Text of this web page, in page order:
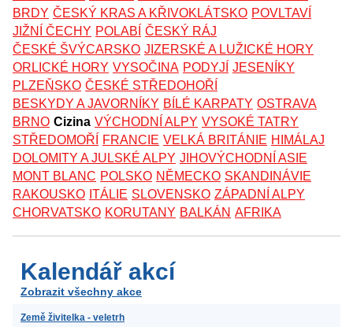
BRDY ČESKÝ KRAS A KŘIVOKLÁTSKO POVLTAVÍ
JIŽNÍ ČECHY POLABÍ ČESKÝ RÁJ
ČESKÉ ŠVÝCARSKO JIZERSKÉ A LUŽICKÉ HORY
ORLICKÉ HORY VYSOČINA PODYJÍ JESENÍKY
PLZEŇSKO ČESKÉ STŘEDOHOŘÍ
BESKYDY A JAVORNÍKY BÍLÉ KARPATY OSTRAVA
BRNO Cizina VÝCHODNÍ ALPY VYSOKÉ TATRY
STŘEDOMOŘÍ
FRANCIE VELKÁ BRITÁNIE HIMÁLAJ
DOLOMITY A JULSKÉ ALPY JIHOVÝCHODNÍ ASIE
MONT BLANC POLSKO NĚMECKO SKANDINÁVIE
RAKOUSKO ITÁLIE SLOVENSKO ZÁPADNÍ ALPY
CHORVATSKO KORUTANY BALKÁN AFRIKA
Kalendář akcí
Zobrazit všechny akce
Země živitelka - veletrh